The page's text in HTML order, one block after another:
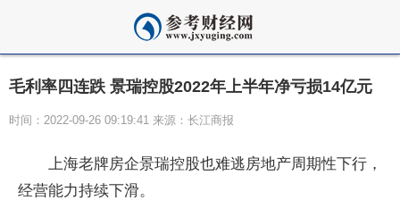
毛利率四连跌 景瑞控股2022年上半年净亏损14亿元
时间：2022-09-26 09:19:41 来源：长江商报
上海老牌房企景瑞控股也难逃房地产周期性下行 ，
经营能力持续下滑。